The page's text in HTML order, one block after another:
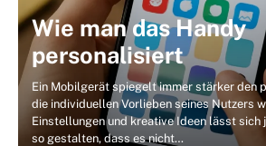
Wie man das Handy
personalisiert
Ein Mobilgerät spiegelt immer stärker den
die individuellen Vorlieben seines Nutzers
Einstellungen und kreative Ideen lässt sich
so gestalten, dass es nicht…